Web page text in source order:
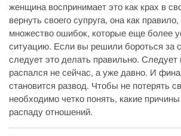
женщина воспринимает это как крах в
вернуть своего супруга, она как
множество ошибок, которые еще более
ситуацию. Если вы решили бороться за
следует это делать правильно. Следует
распался не сейчас, а уже давно. И
становится развод. Чтобы не потерять
необходимо четко понять, какие
распаду отношений.